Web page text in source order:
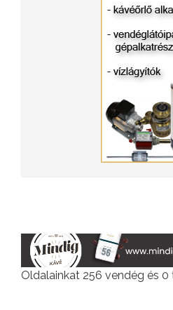
Oldalainkat 256 vendég és